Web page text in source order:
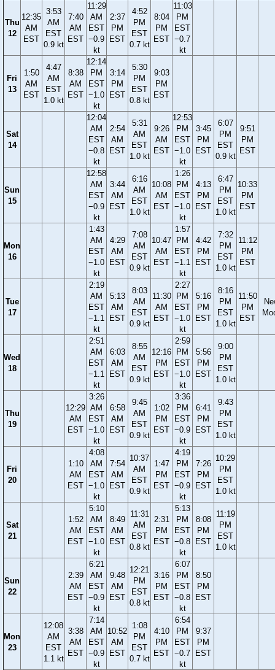
Thu
12
12:35
AM
EST
3:53
AM
EST
0.9 kt
7:40
AM
EST
11:29
AM
EST
−0.9
kt
2:37
PM
EST
4:52
PM
EST
0.7 kt
8:04
PM
EST
11:03
PM
EST
−0.7
kt
Fri
13
1:50
AM
EST
4:47
AM
EST
1.0 kt
8:38
AM
EST
12:14
PM
EST
−1.0
kt
3:14
PM
EST
5:30
PM
EST
0.8 kt
9:03
PM
EST
Sat
14
12:04
AM
EST
−0.8
kt
2:54
AM
EST
5:31
AM
EST
1.0 kt
9:26
AM
EST
12:53
PM
EST
−1.0
kt
3:45
PM
EST
6:07
PM
EST
0.9 kt
9:51
PM
EST
Sun
15
12:58
AM
EST
−0.9
kt
3:44
AM
EST
6:16
AM
EST
1.0 kt
10:08
AM
EST
1:26
PM
EST
−1.0
kt
4:13
PM
EST
6:47
PM
EST
1.0 kt
10:33
PM
EST
Mon
16
1:43
AM
EST
−1.0
kt
4:29
AM
EST
7:08
AM
EST
0.9 kt
10:47
AM
EST
1:57
PM
EST
−1.1
kt
4:42
PM
EST
7:32
PM
EST
1.0 kt
11:12
PM
EST
Tue
17
2:19
AM
EST
−1.1
kt
5:13
AM
EST
8:03
AM
EST
0.9 kt
11:30
AM
EST
2:27
PM
EST
−1.0
kt
5:16
PM
EST
8:16
PM
EST
1.0 kt
11:50
PM
EST
Wed
18
2:51
AM
EST
−1.1
kt
6:03
AM
EST
8:55
AM
EST
0.9 kt
12:16
PM
EST
2:59
PM
EST
−1.0
kt
5:56
PM
EST
9:00
PM
EST
1.0 kt
Thu
19
12:29
AM
EST
3:26
AM
EST
−1.0
kt
6:58
AM
EST
9:45
AM
EST
0.9 kt
1:02
PM
EST
3:36
PM
EST
−0.9
kt
6:41
PM
EST
9:43
PM
EST
1.0 kt
Fri
20
1:10
AM
EST
4:08
AM
EST
−1.0
kt
7:54
AM
EST
10:37
AM
EST
0.9 kt
1:47
PM
EST
4:19
PM
EST
−0.9
kt
7:26
PM
EST
10:29
PM
EST
1.0 kt
Sat
21
1:52
AM
EST
5:10
AM
EST
−1.0
kt
8:49
AM
EST
11:31
AM
EST
0.8 kt
2:31
PM
EST
5:13
PM
EST
−0.8
kt
8:08
PM
EST
11:19
PM
EST
1.0 kt
Sun
22
2:39
AM
EST
6:21
AM
EST
−0.9
kt
9:48
AM
EST
12:21
PM
EST
0.8 kt
3:16
PM
EST
6:07
PM
EST
−0.8
kt
8:50
PM
EST
Mon
23
12:08
AM
EST
1.1 kt
3:38
AM
EST
7:14
AM
EST
−0.9
kt
10:52
AM
EST
1:08
PM
EST
0.7 kt
4:10
PM
EST
6:54
PM
EST
−0.7
kt
9:37
PM
EST